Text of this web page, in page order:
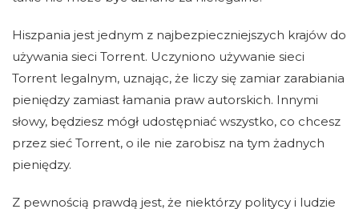
Hiszpania jest jednym z najbezpieczniejszych krajów do
używania sieci Torrent. Uczyniono używanie sieci
Torrent legalnym, uznając, że liczy się zamiar zarabiania
pieniędzy zamiast łamania praw autorskich. Innymi
słowy, będziesz mógł udostępniać wszystko, co chcesz
przez sieć Torrent, o ile nie zarobisz na tym żadnych
pieniędzy.
Z pewnością prawdą jest, że niektórzy politycy i ludzie